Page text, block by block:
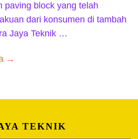
paving block yang telah
dari konsumen di tambah
Jaya Teknik …
→
TEKNIK